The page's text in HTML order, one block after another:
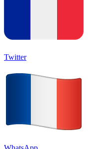
Twitter